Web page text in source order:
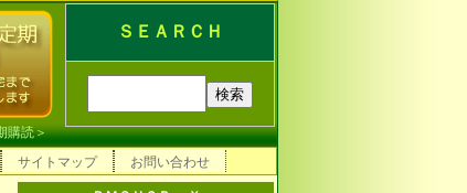
ＳＥＡＲＣＨ
購読＞
サイトマップ お問い合わせ